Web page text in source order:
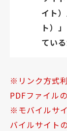
イト
ト）
てい
リンク方式
PDFファイル
モバイルサ
バイルサイト